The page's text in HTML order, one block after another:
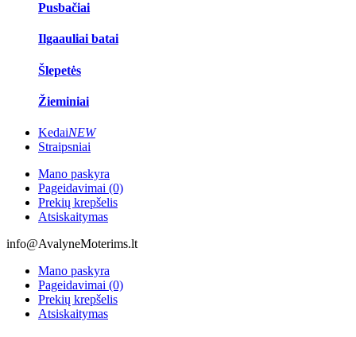
Pusbačiai
Ilgaauliai batai
Šlepetės
Žieminiai
KedaiNEW
Straipsniai
Mano paskyra
Pageidavimai (0)
Prekių krepšelis
Atsiskaitymas
info@AvalyneMoterims.lt
Mano paskyra
Pageidavimai (0)
Prekių krepšelis
Atsiskaitymas